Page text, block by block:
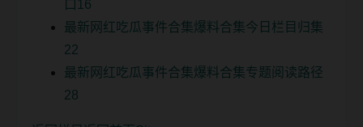
口16
最新网红吃瓜事件合集爆料合集今日栏目归集
22
最新网红吃瓜事件合集爆料合集专题阅读路径
28